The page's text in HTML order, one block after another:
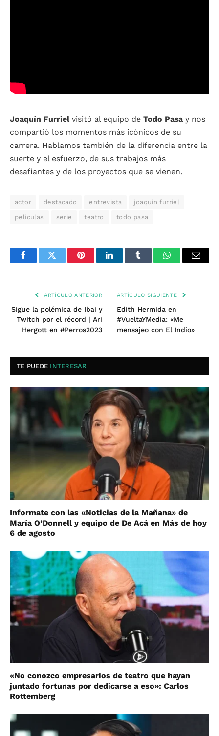
Joaquín Furrielvisitó al equipo de Todo Pasa y nos
compartió los momentos más icónicos de su
carrera. Hablamos también de la diferencia entre la
suerte y el esfuerzo, de sus trabajos más
desafiantes y de los proyectos que se vienen.
actor destacado entrevista joaquin furriel
peliculas serie teatro todo pasa
FacebookTwitter PinterestLinkedInTumblr WhatsAppEmail
ARTÍCULO ANTERIOR
Sigue la polémica de Ibai y
Twitch por el récord | Ari
Hergott en #Perros2023
ARTÍCULO SIGUIENTE
Edith Hermida en
#VueltaYMedia: «Me
mensajeo con El Indio»
TE PUEDE INTERESAR
Informate con las «Noticias de la Mañana» de
María O’Donnell y equipo de De Acá en Más de hoy
6 de agosto
«No conozco empresarios de teatro que hayan
juntado fortunas por dedicarse a eso»: Carlos
Rottemberg